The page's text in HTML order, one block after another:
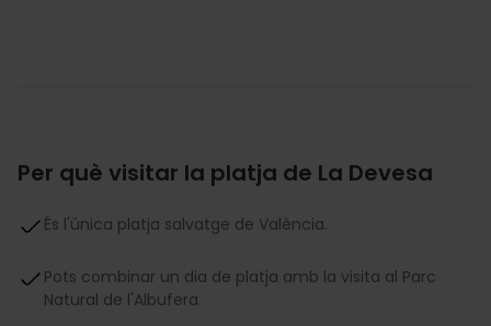
Per què visitar la platja de La Devesa
És l'única platja salvatge de València.
Pots combinar un dia de platja amb la visita al Parc
Natural de l'Albufera.